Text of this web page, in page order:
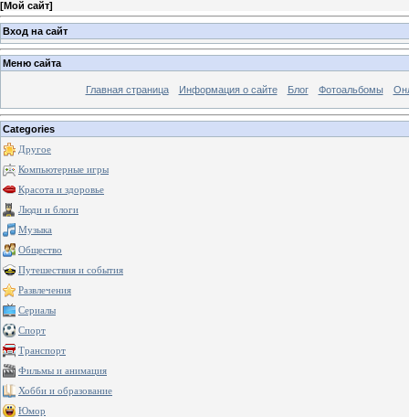
[Мой сайт]
Вход на сайт
Меню сайта
Главная страница Информация о сайте Блог Фотоальбомы
Categories
Другое
Компьютерные игры
Красота и здоровье
Люди и блоги
Музыка
Общество
Путешествия и события
Развлечения
Сериалы
Спорт
Транспорт
Фильмы и анимация
Хобби и образование
Юмор